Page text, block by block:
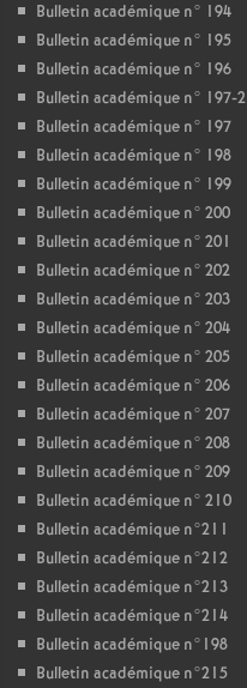
Bulletin académique n° 194
Bulletin académique n° 195
Bulletin académique n° 196
Bulletin académique n° 197-2
Bulletin académique n° 197
Bulletin académique n° 198
Bulletin académique n° 199
Bulletin académique n° 200
Bulletin académique n° 201
Bulletin académique n° 202
Bulletin académique n° 203
Bulletin académique n° 204
Bulletin académique n° 205
Bulletin académique n° 206
Bulletin académique n° 207
Bulletin académique n° 208
Bulletin académique n° 209
Bulletin académique n° 210
Bulletin académique n°211
Bulletin académique n°212
Bulletin académique n°213
Bulletin académique n°214
Bulletin académique n°198
Bulletin académique n°215